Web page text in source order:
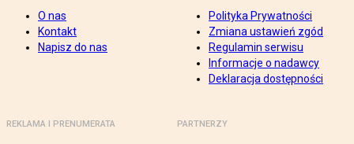
O nas
Kontakt
Napisz do nas
Polityka Prywatności
Zmiana ustawień zgód
Regulamin serwisu
Informacje o nadawcy
Deklaracja dostępności
REKLAMA I PRENUMERATA PARTNERZY